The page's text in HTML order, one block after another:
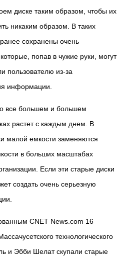
диске таким образом, чтобы их
никаким образом. В таких
сохранены очень
попав в чужие руки, могут
пользователю из-за
информации.
все большем и большем
растет с каждым днем. В
малой емкости заменяются
в больших масштабах
Если эти старые диски
создать очень серьезную
CNET News.com 16
технологического
и Эбби Шелат скупали старые